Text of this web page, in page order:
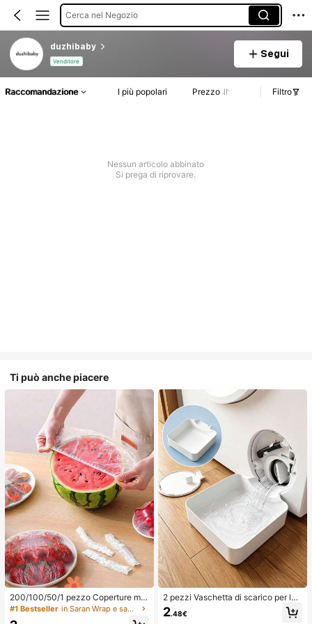
Cerca nel Negozio
duzhibaby
Venditore
Segui
Raccomandazione I più popolari Prezzo Filtro
Nessun articolo abbinato
Si prega di riprovare.
Ti può anche piacere
200/100/50/1 pezzo Coperture mo
nouso in pellicola trasparente per al
imenti, Coperture per doccia, Sacc
#1 Bestseller in Saran Wrap e sacchetti di plastica
2 pezzi Vaschetta di scarico per lav
atrice, Tappetino di protezione imp
ermeabile per pavimento della lava
2.48€